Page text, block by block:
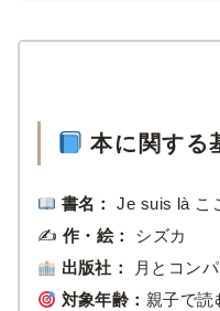
本に関する
書名：
Je suis là こ
✍️ 作・絵：
シズカ
出版社：
月とコン
対象年齢： 親子で読